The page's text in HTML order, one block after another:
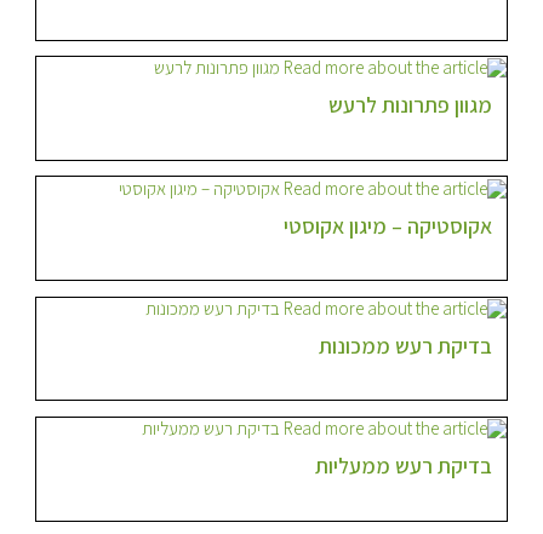
מגוון פתרונות לרעש
אקוסטיקה – מיגון אקוסטי
בדיקת רעש ממכונות
בדיקת רעש ממעליות